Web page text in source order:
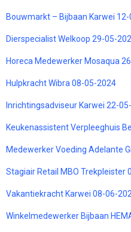
Bouwmarkt – Bijbaan Karwei
Dierspecialist Welkoop 29-05-
Horeca Medewerker Mosaqua
Hulpkracht Wibra 08-05-2024
Inrichtingsadviseur Karwei 22-
Keukenassistent Verpleeghuis
Medewerker Voeding Adelante
Stagiair Retail MBO Trekpleister
Vakantiekracht Karwei 08-06-
Winkelmedewerker Bijbaan